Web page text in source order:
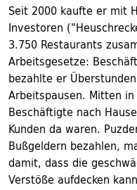
Seit 2000 kaufte er mit
Investoren
3.750 Restaurants
Arbeitsgesetze:
bezahlte er
Arbeitspausen. Mitten
Beschäftigte nach
Kunden da waren.
Bußgeldern bezahlen,
damit, dass die
Verstöße aufdecken